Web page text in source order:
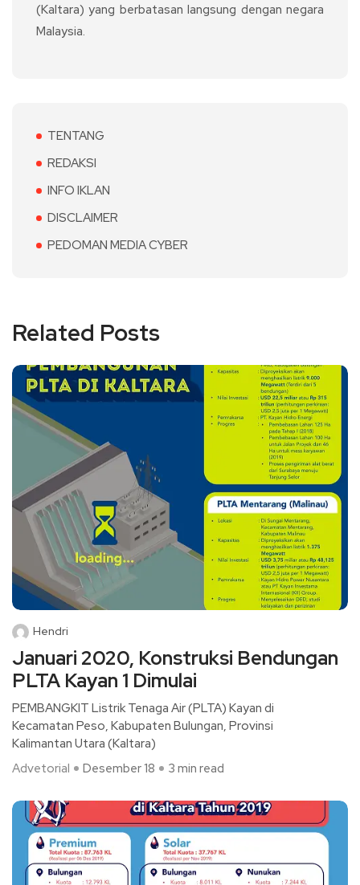
(Kaltara) yang berbatasan langsung dengan negara
Malaysia.
TENTANG
REDAKSI
INFO IKLAN
DISCLAIMER
PEDOMAN MEDIA CYBER
Related Posts
Hendri
Januari 2020, Konstruksi Bendungan
PLTA Kayan 1 Dimulai
PEMBANGKIT Listrik Tenaga Air (PLTA) Kayan di
Kecamatan Peso, Kabupaten Bulungan, Provinsi
Kalimantan Utara (Kaltara)
Advetorial
Desember 18 3 min read